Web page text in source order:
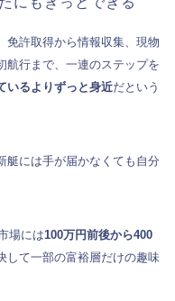
免許取得から情報収集、現物
航行まで、一連のステップを
いるよりずっと身近だという
艇には手が届かなくても自分
場には100万円前後から400
して一部の富裕層だけの趣味